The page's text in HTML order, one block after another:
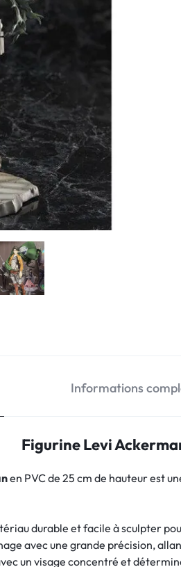
Informations
Figurine Levi
en PVC de 25 cm de hauteur est
durable et facile à sculpter
avec une grande précision,
un visage concentré et